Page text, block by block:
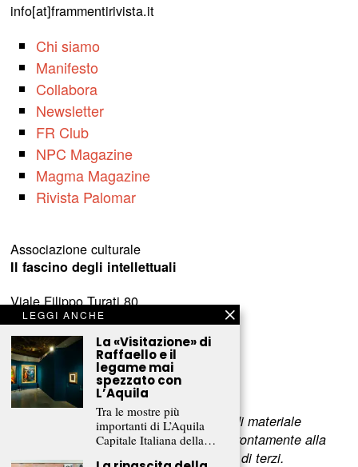
info[at]frammentirivista.it
Chi siamo
Manifesto
Collabora
Newsletter
FR Club
NPC Magazine
Magma Magazine
Rivista Palomar
Associazione culturale
Il fascino degli intellettuali
Viale Filippo Turati 80
c/o Castelnovo
23900 Lecco (LC)
www.fascinointellettuali.it
info[at]fascinointellettuali.it
Per segnalare eventuali errori nell’uso di materiale
scriveteci e provvederemo prontamente alla
rimozione del materiale lesivo dei diritti di terzi.
LEGGI ANCHE
La «Visitazione» di
Raffaello e il
legame mai
spezzato con
L’Aquila
Tra le mostre più
importanti di L’Aquila
Capitale Italiana della…